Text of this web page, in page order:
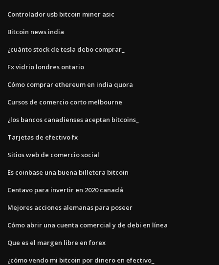
Controlador usb bitcoin miner asic
Bitcoin news india
¿cuánto stock de tesla debo comprar_
Fx vidrio londres ontario
Cómo comprar ethereum en india quora
Cursos de comercio corto melbourne
¿los bancos canadienses aceptan bitcoins_
Tarjetas de efectivo fx
Sitios web de comercio social
Es coinbase una buena billetera bitcoin
Centavo para invertir en 2020 canadá
Mejores acciones alemanas para poseer
Cómo abrir una cuenta comercial y de debi en línea
Que es el margen libre en forex
¿cómo vendo mi bitcoin por dinero en efectivo_